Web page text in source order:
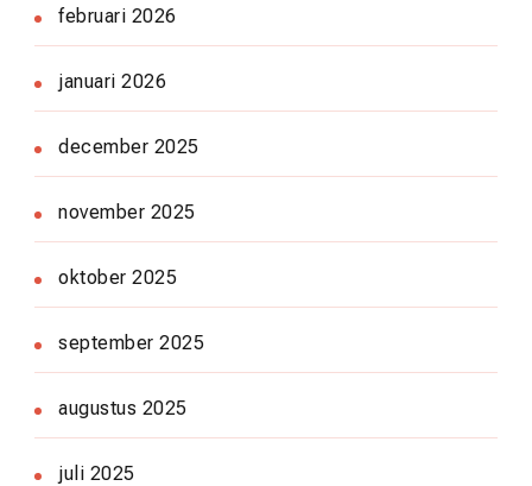
februari 2026
januari 2026
december 2025
november 2025
oktober 2025
september 2025
augustus 2025
juli 2025